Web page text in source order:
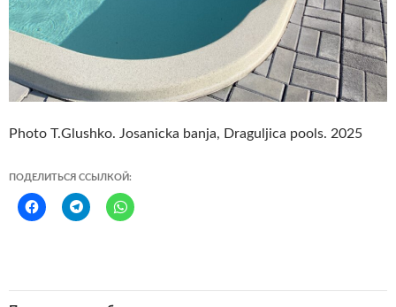
Photo T.Glushko. Josanicka banja, Draguljica pools. 2025
ПОДЕЛИТЬСЯ ССЫЛКОЙ: